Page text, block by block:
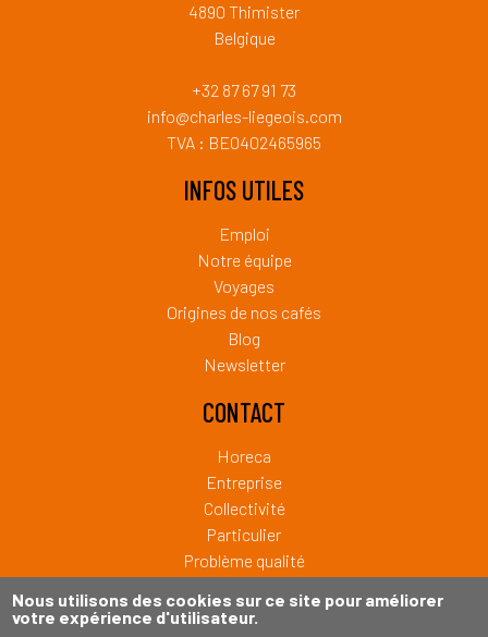
4890 Thimister
Belgique
+32 87 67 91 73
info@charles-liegeois.com
TVA : BE0402465965
INFOS UTILES
Emploi
Notre équipe
Voyages
Origines de nos cafés
Blog
Newsletter
CONTACT
Horeca
Entreprise
Collectivité
Particulier
Problème qualité
Private Label
Nous utilisons des cookies sur ce site pour améliorer
votre expérience d'utilisateur.